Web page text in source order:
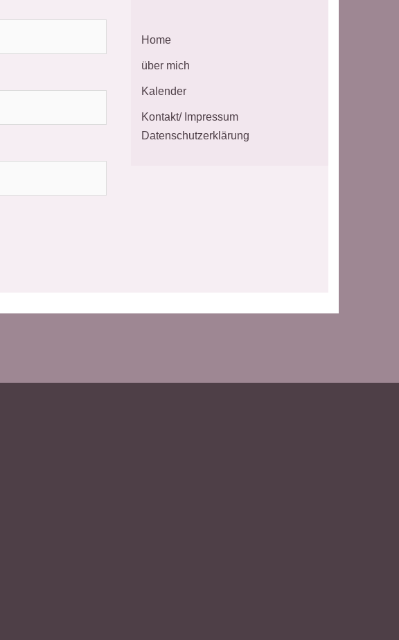
Home
über mich
Kalender
Kontakt/ Impressum
Datenschutzerklärung